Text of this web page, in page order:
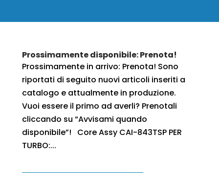
Prossimamente disponibile: Prenota!
Prossimamente in arrivo: Prenota! Sono
riportati di seguito nuovi articoli inseriti a
catalogo e attualmente in produzione.
Vuoi essere il primo ad averli? Prenotali
cliccando su “Avvisami quando
disponibile”! Core Assy CAI-843TSP PER
TURBO:...